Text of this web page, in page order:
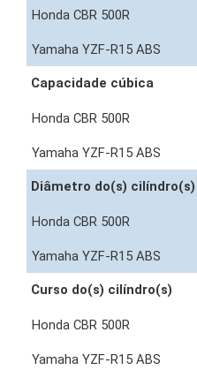
Capacidade cúbica
Diâmetro do(s) cilíndro(s)
Curso do(s) cilíndro(s)